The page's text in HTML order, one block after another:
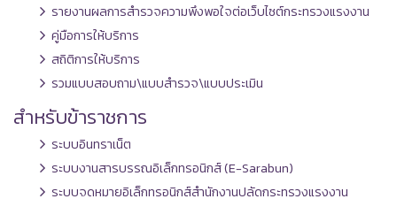
รายงานผลการสำรวจความพึงพอใจต่อเว็บไซต์กระทรวงแรงงาน
คู่มือการให้บริการ
สถิติการให้บริการ
รวมแบบสอบถาม\แบบสำรวจ\แบบประเมิน
สำหรับข้าราชการ
ระบบอินทราเน็ต
ระบบงานสารบรรณอิเล็กทรอนิกส์ (E-Sarabun)
ระบบจดหมายอิเล็กทรอนิกส์สำนักงานปลัดกระทรวงแรงงาน